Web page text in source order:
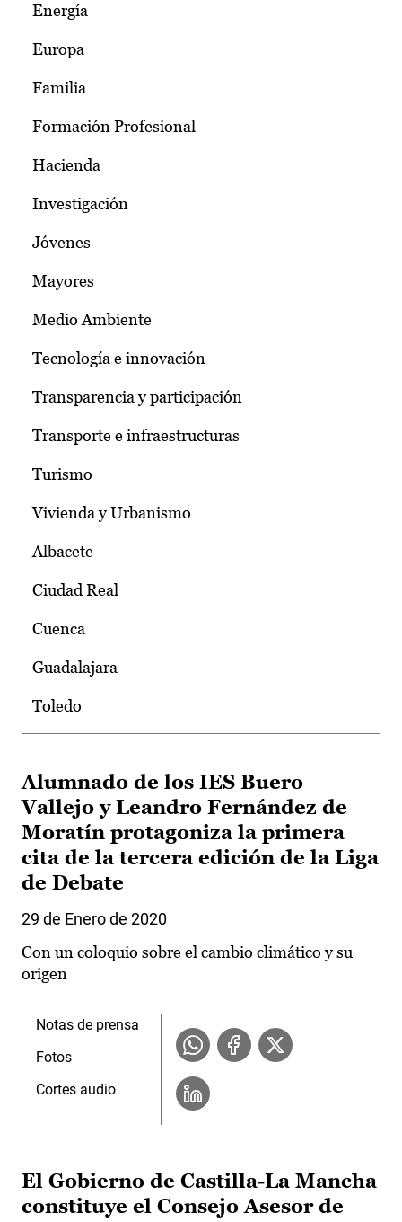
Energía
Europa
Familia
Formación Profesional
Hacienda
Investigación
Jóvenes
Mayores
Medio Ambiente
Tecnología e innovación
Transparencia y participación
Transporte e infraestructuras
Turismo
Vivienda y Urbanismo
Albacete
Ciudad Real
Cuenca
Guadalajara
Toledo
Alumnado de los IES Buero
Vallejo y Leandro Fernández de
Moratín protagoniza la primera
cita de la tercera edición de la Liga
de Debate
29 de Enero de 2020
Con un coloquio sobre el cambio climático y su
origen
Notas de prensa
Fotos
Cortes audio
El Gobierno de Castilla-La Mancha
constituye el Consejo Asesor de